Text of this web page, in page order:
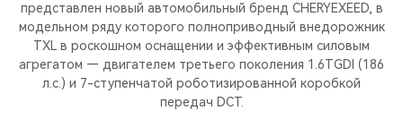
КРОССОВЕРЫ
СЕДАНЫ
КРЕДИТ И СТРАХОВАНИЕ
ЗАПЧАСТИ И АКСЕССУАРЫ
ПОДДЕРЖКА
О БРЕНДЕ
CHERY В СОЦСЕТЯХ
КРЕДИТ
МЫ В СОЦСЕТЯХ
представлен новый автомобильный бренд CHERYEXEED, в
модельном ряду которого полноприводный внедорожник
TXL в роскошном оснащении и эффективным силовым
агрегатом — двигателем третьего поколения 1.6TGDI (186
л.с.) и 7-ступенчатой роботизированной коробкой
передач DCT.